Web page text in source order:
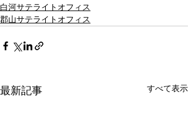
白河サテライトオフィス
郡山サテライトオフィス
最新記事 すべて表示